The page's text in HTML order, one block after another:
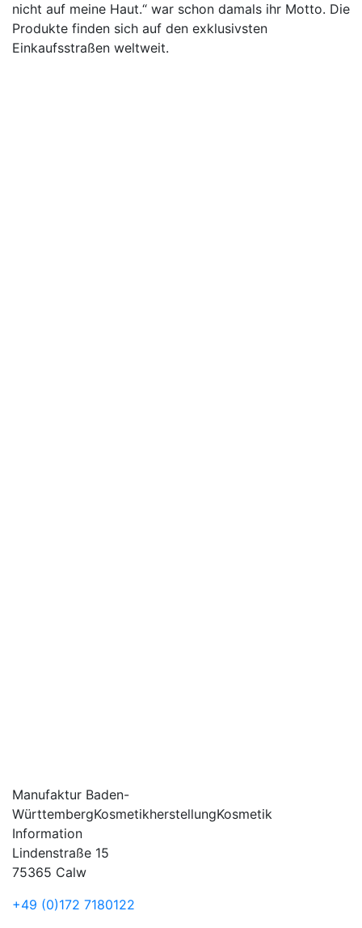
nicht auf meine Haut.“ war schon damals ihr Motto. Die
Produkte finden sich auf den exklusivsten
Einkaufsstraßen weltweit.
Manufaktur Baden-
WürttembergKosmetikherstellungKosmetik
Information
Lindenstraße 15
75365 Calw
+49 (0)172 7180122